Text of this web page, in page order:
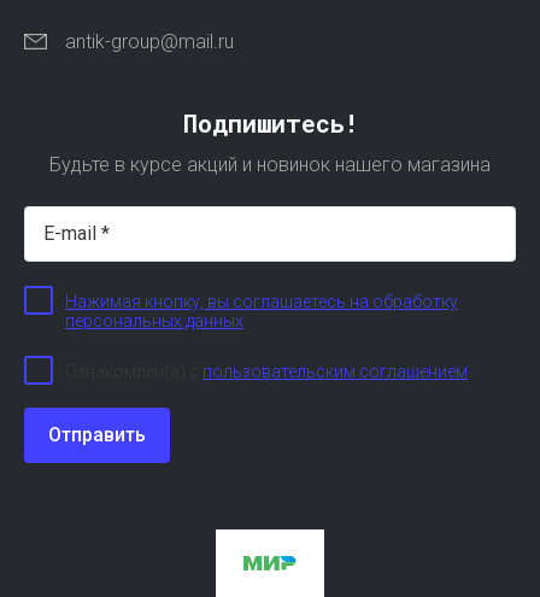
antik-group@mail.ru
Подпишитесь!
Будьте в курсе акций и новинок нашего магазина
Нажимая кнопку, вы соглашаетесь на обработку
персональных данных
пользовательским соглашением
Отправить